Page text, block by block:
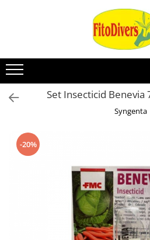
Set Insecticid Benevia
Syngenta
-20%